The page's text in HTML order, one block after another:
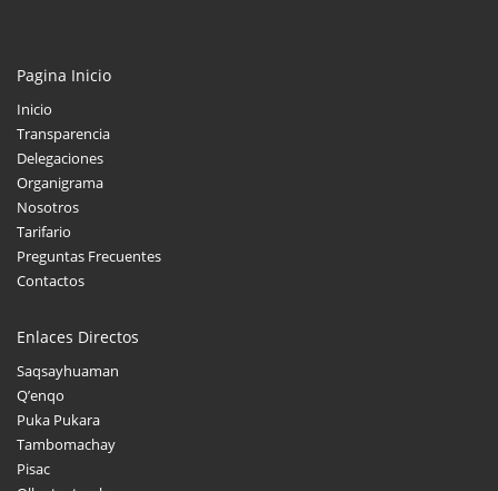
Pagina Inicio
Inicio
Transparencia
Delegaciones
Organigrama
Nosotros
Tarifario
Preguntas Frecuentes
Contactos
Enlaces Directos
Saqsayhuaman
Q’enqo
Puka Pukara
Tambomachay
Pisac